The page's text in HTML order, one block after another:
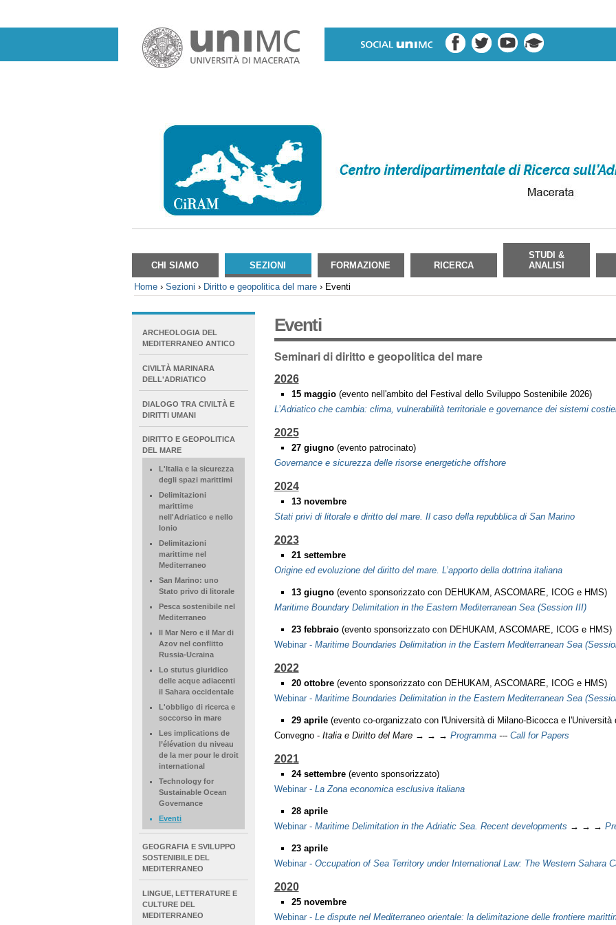
contenuti.
Salta
alla
CHI SIAMO SEZIONI FORMAZIONE RICERCA
STUDI &
ANALISI
Home ›Sezioni › Diritto e geopolitica del mare › Eventi
Eventi
Seminari di diritto e geopolitica del mare
2026
15 maggio(evento nell'ambito del Festival dello Sviluppo Sostenibile 2026)
L’Adriatico che cambia: clima, vulnerabilità territoriale e governance dei sistemi
2025
27 giugno (evento patrocinato)
Governance e sicurezza delle risorse energetiche offshore
2024
13 novembre
Stati privi di litorale e diritto del mare. Il caso della repubblica di San Marino
2023
21 settembre
Origine ed evoluzione del diritto del mare. L’apporto della dottrina italiana
13 giugno (evento sponsorizzato con DEHUKAM, ASCOMARE, ICOG e HMS)
Maritime Boundary Delimitation in the Eastern Mediterranean Sea (Session III)
23 febbraio(evento sponsorizzato con DEHUKAM, ASCOMARE, ICOG e HMS)
Webinar - Maritime Boundaries Delimitation in the Eastern Mediterranean Sea
2022
20 ottobre(evento sponsorizzato con DEHUKAM, ASCOMARE, ICOG e HMS)
Webinar - Maritime Boundaries Delimitation in the Eastern Mediterranean Sea
29 aprile(evento co-organizzato con l'Università di Milano-Bicocca e l'Università
Convegno - Italia e Diritto del Mare → → → Programma--- Call for Papers
2021
24 settembre(evento sponsorizzato)
Webinar - La Zona economica esclusiva italiana
28 aprile
Webinar - Maritime Delimitation in the Adriatic Sea. Recent developments → → →
23 aprile
Webinar - Occupation of Sea Territory under International Law: The Western Sahara
2020
25 novembre
Webinar -Le dispute nel Mediterraneo orientale: la delimitazione delle frontiere
EXTENDED
ARCHEOLOGIA DEL
MEDITERRANEO ANTICO
CIVILTÀ MARINARA
DELL'ADRIATICO
DIALOGO TRA CIVILTÀ E
DIRITTI UMANI
DIRITTO E GEOPOLITICA
DEL MARE
L'Italia e la sicurezza
degli spazi marittimi
Delimitazioni
marittime
nell'Adriatico e nello
Ionio
Delimitazioni
marittime nel
Mediterraneo
San Marino: uno
Stato privo di litorale
Pesca sostenibile nel
Mediterraneo
Il Mar Nero e il Mar di
Azov nel conflitto
Russia-Ucraina
Lo stutus giuridico
delle acque adiacenti
il Sahara occidentale
L'obbligo di ricerca e
soccorso in mare
Les implications de
l’élévation du niveau
de la mer pour le droit
international
Technology for
Sustainable Ocean
Governance
Eventi
GEOGRAFIA E SVILUPPO
SOSTENIBILE DEL
MEDITERRANEO
LINGUE, LETTERATURE E
CULTURE DEL
MEDITERRANEO